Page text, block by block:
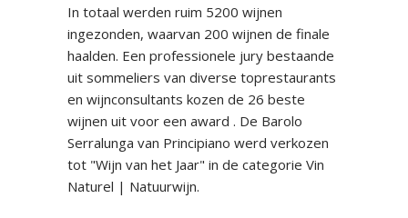
In totaal werden ruim 5200 wijnen
ingezonden, waarvan 200 wijnen de finale
haalden. Een professionele jury bestaande
uit sommeliers van diverse toprestaurants
en wijnconsultants kozen de 26 beste
wijnen uit voor een award . De Barolo
Serralunga van Principiano werd verkozen
tot "Wijn van het Jaar" in de categorie Vin
Naturel | Natuurwijn.